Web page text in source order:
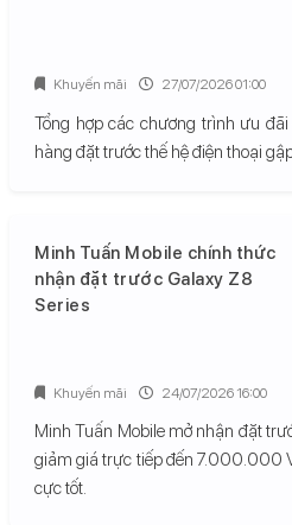
Tổng hợp các chương trình ưu
hàng đặt trước thế hệ điện thoại
Khuyến mãi 27/07/2026 01:00
Minh Tuấn Mobile chính thức
nhận đặt trước Galaxy Z8
Series
Minh Tuấn Mobile mở nhận đặt
giảm giá trực tiếp đến 7.000.000
cực tốt.
Khuyến mãi 24/07/2026 16:00